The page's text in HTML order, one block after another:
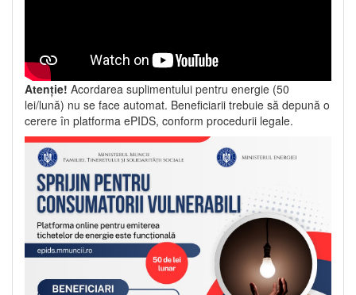
Atenție! Acordarea suplimentului pentru energie (50
lei/lună) nu se face automat. Beneficiarii trebuie să depună o
cerere în platforma ePIDS, conform procedurii legale.